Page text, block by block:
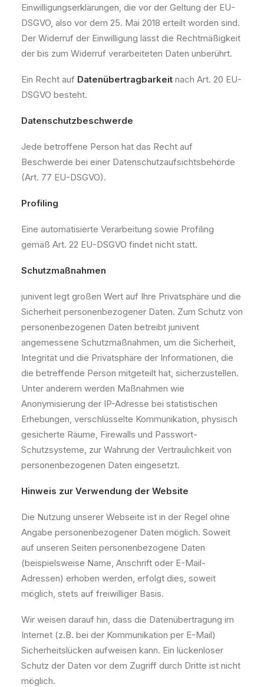
Einwilligungserklärungen, die vor der Geltung der EU-
DSGVO, also vor dem 25. Mai 2018 erteilt worden sind.
Der Widerruf der Einwilligung lässt die Rechtmäßigkeit
der bis zum Widerruf verarbeiteten Daten unberührt.
Ein Recht auf Datenübertragbarkeit nach Art. 20 EU-
DSGVO besteht.
Datenschutzbeschwerde
Jede betroffene Person hat das Recht auf
Beschwerde bei einer Datenschutzaufsichtsbehörde
(Art. 77 EU-DSGVO).
Profiling
Eine automatisierte Verarbeitung sowie Profiling
gemäß Art. 22 EU-DSGVO findet nicht statt.
Schutzmaßnahmen
junivent legt großen Wert auf Ihre Privatsphäre und die
Sicherheit personenbezogener Daten. Zum Schutz von
personenbezogenen Daten betreibt junivent
angemessene Schutzmaßnahmen, um die Sicherheit,
Integrität und die Privatsphäre der Informationen, die
die betreffende Person mitgeteilt hat, sicherzustellen.
Unter anderem werden Maßnahmen wie
Anonymisierung der IP-Adresse bei statistischen
Erhebungen, verschlüsselte Kommunikation, physisch
gesicherte Räume, Firewalls und Passwort-
Schutzsysteme, zur Wahrung der Vertraulichkeit von
personenbezogenen Daten eingesetzt.
Hinweis zur Verwendung der Website
Die Nutzung unserer Webseite ist in der Regel ohne
Angabe personenbezogener Daten möglich. Soweit
auf unseren Seiten personenbezogene Daten
(beispielsweise Name, Anschrift oder E-Mail-
Adressen) erhoben werden, erfolgt dies, soweit
möglich, stets auf freiwilliger Basis.
Wir weisen darauf hin, dass die Datenübertragung im
Internet (z.B. bei der Kommunikation per E-Mail)
Sicherheitslücken aufweisen kann. Ein lückenloser
Schutz der Daten vor dem Zugriff durch Dritte ist nicht
möglich.